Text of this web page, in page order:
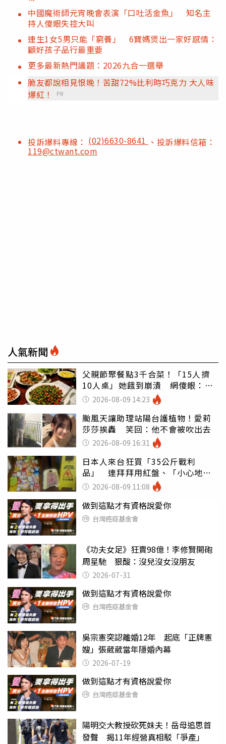
中國魔術師元宵晚會表演「口吐活金魚」 知名主
持人傻眼失控大叫
連生1女5男只能「窮養」 6寶媽煲出一家好感情：
顧好孩子品行最重要
更多最新熱門議題：2026九合一選舉
脆友都說相見恨晚！苦甜72%比利時巧克力 大人味
爆紅！
PR
投訴爆料專線： (02)6630-8641 、投訴爆料信箱：
119@ctwant.com
人氣新聞
父親節聚餐點3千合菜！「15人擠
10人桌」她餓到崩潰 網傻眼：讓
店家看笑話
2026-08-09 14:23
颱風天讓助理站陽台護植物！愛莉
莎莎挨轟 笑回：他不會被吹出去
2026-08-09 16:31
日本人來台狂買「35公斤戰利
品」 連拜拜用紅盤、「小心地
滑」告示牌也帶回家
2026-08-09 11:08
做到這點才有資格說愛你
台灣癌症基金會
《功夫女足》狂賣98億！李修賢開砲
周星馳 狠酸：沒兒沒女沒朋友
2026-07-31
做到這點才有資格說愛你
台灣癌症基金會
吳宗憲突認離婚12年 起底「正牌憲
嫂」張葳葳當年隱婚內幕
2026-07-19
做到這點才有資格說愛你
台灣癌症基金會
陽明交大教授砍死妹夫！岳母追思首
發聲 揭11年經營真相駁「爭產」